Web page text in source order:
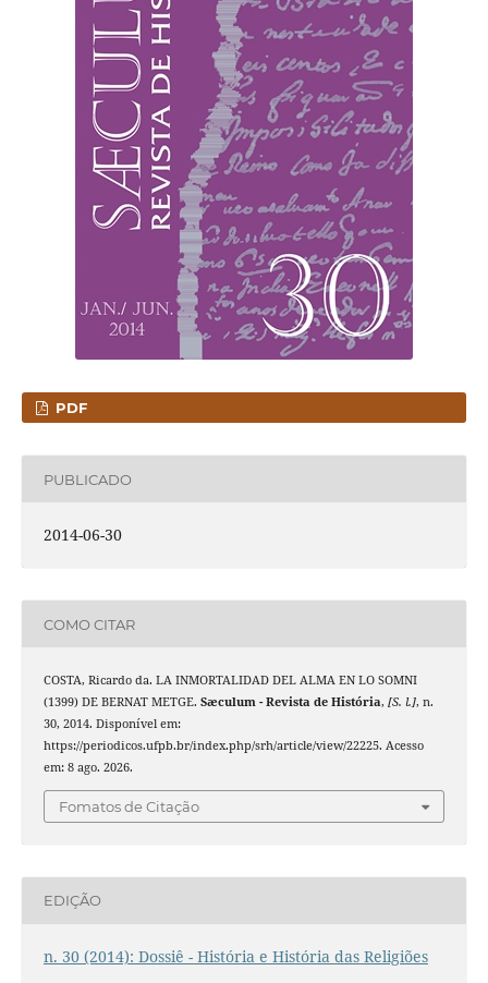
PDF
PUBLICADO
2014-06-30
COMO CITAR
COSTA, Ricardo da. LA INMORTALIDAD DEL ALMA EN LO SOMNI
(1399) DE BERNAT METGE. Sæculum - Revista de História, [S. l.], n.
30, 2014. Disponível em:
https://periodicos.ufpb.br/index.php/srh/article/view/22225. Acesso
em: 8 ago. 2026.
Fomatos de Citação
EDIÇÃO
n. 30 (2014): Dossiê - História e História das Religiões